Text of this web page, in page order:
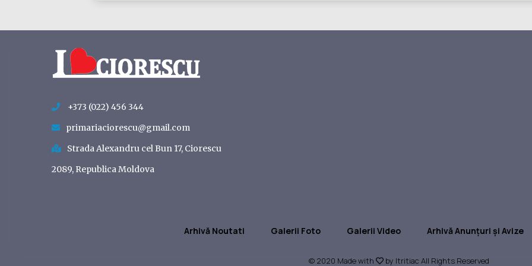
+373 (022) 456 344
primariaciorescu@gmail.com
Strada Alexandru cel Bun 17, Ciorescu
2089, Republica Moldova
Arhivă Noutati Galerii Foto Galerii Video Arhivă Anunțuri și Avize
© 2020 Made with by Itritiac All Rights Reserved